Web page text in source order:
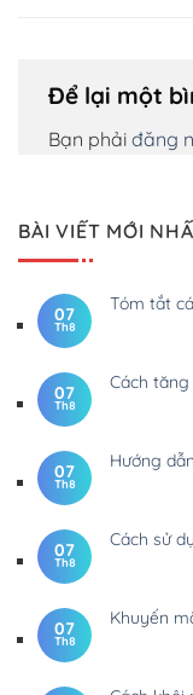
Để lại một
Bạn phải đăng
BÀI VIẾT MỚI
07
Th8
Tóm tắt
07
Th8
Cách
07
Th8
Hướng
07
Th8
Cách sử
07
Th8
Khuyến